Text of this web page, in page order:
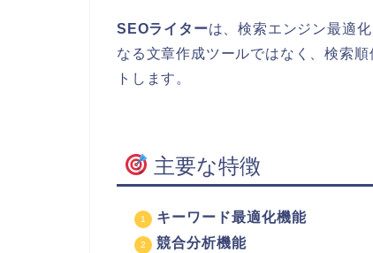
SEOライターは、検索エンジン最適
なる文章作成ツールではなく、検索
トします。
主要な特徴
キーワード最適化機能
競合分析機能